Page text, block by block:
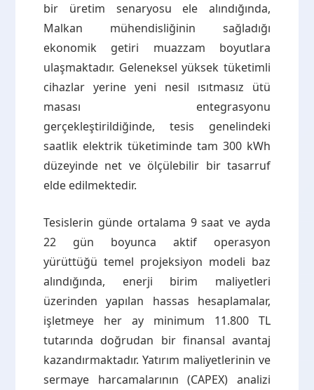
bir üretim senaryosu ele alındığında,
Malkan mühendisliğinin sağladığı
ekonomik getiri muazzam boyutlara
ulaşmaktadır. Geleneksel yüksek tüketimli
cihazlar yerine yeni nesil ısıtmasız ütü
masası entegrasyonu
gerçekleştirildiğinde, tesis genelindeki
saatlik elektrik tüketiminde tam 300 kWh
düzeyinde net ve ölçülebilir bir tasarruf
elde edilmektedir.
Tesislerin günde ortalama 9 saat ve ayda
22 gün boyunca aktif operasyon
yürüttüğü temel projeksiyon modeli baz
alındığında, enerji birim maliyetleri
üzerinden yapılan hassas hesaplamalar,
işletmeye her ay minimum 11.800 TL
tutarında doğrudan bir finansal avantaj
kazandırmaktadır. Yatırım maliyetlerinin ve
sermaye harcamalarının (CAPEX) analizi